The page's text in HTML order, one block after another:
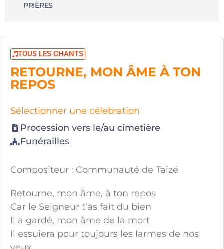
PRIÈRES
TOUS LES CHANTS
RETOURNE, MON ÂME À TON
REPOS
Sélectionner une célebration
Procession vers le/au cimetière
Funérailles
Compositeur : Communauté de Taizé
Retourne, mon âme, à ton repos
Car le Seigneur t’as fait du bien
Il a gardé, mon âme de la mort
Il essuiera pour toujours les larmes de nos